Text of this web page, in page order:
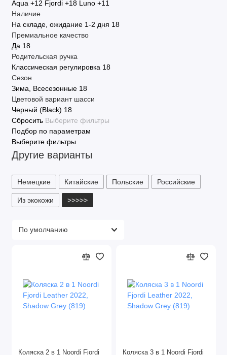
Aqua +12 Fjordi +18 Luno +11
Наличие
На складе, ожидание 1-2 дня 18
Премиальное качество
Да 18
Родительская ручка
Классическая регулировка 18
Сезон
Зима, Всесезонные 18
Цветовой вариант шасси
Черный (Black) 18
Сбросить Выберите фильтры
Подбор по параметрам
Выберите фильтры
Другие варианты
Немецкие Китайские Польские Российские
Из экокожи >>>>>
Коляска 2 в 1 Noordi Fjordi
Коляска 3 в 1 Noordi Fjordi